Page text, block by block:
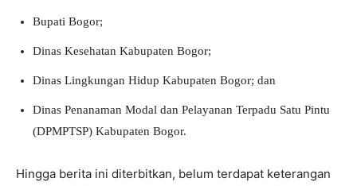
Bupati Bogor;
Dinas Kesehatan Kabupaten Bogor;
Dinas Lingkungan Hidup Kabupaten Bogor; dan
Dinas Penanaman Modal dan Pelayanan Terpadu Satu Pintu
(DPMPTSP) Kabupaten Bogor.
Hingga berita ini diterbitkan, belum terdapat keterangan